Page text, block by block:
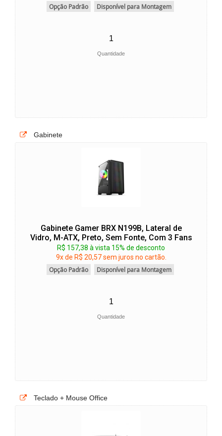
Opção Padrão
Disponível para Montagem
Quantidade
Gabinete
Gabinete Gamer BRX N199B, Lateral de
Vidro, M-ATX, Preto, Sem Fonte, Com 3 Fans
R$ 157,38 à vista 15% de desconto
9x de R$ 20,57 sem juros no cartão.
Opção Padrão
Disponível para Montagem
Quantidade
Teclado + Mouse Office